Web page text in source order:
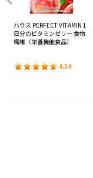
ハウス PERFECT VITAMIN 1
日分のビタミンゼリー 食物
繊維（栄養機能食品）
4.54